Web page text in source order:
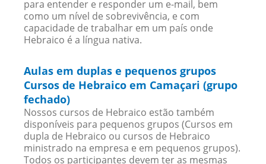
para entender e responder um e-mail, bem
como um nível de sobrevivência, e com
capacidade de trabalhar em um país onde
Hebraico é a língua nativa.
Aulas em duplas e pequenos grupos
Cursos de Hebraico em Camaçari (grupo
fechado)
Nossos cursos de Hebraico estão também
disponíveis para pequenos grupos (Cursos em
dupla de Hebraico ou cursos de Hebraico
ministrado na empresa e em pequenos grupos).
Todos os participantes devem ter as mesmas